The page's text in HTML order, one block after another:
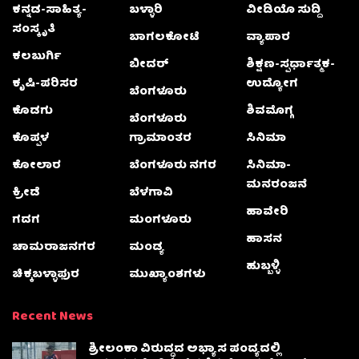
ಕನ್ನಡ-ಸಾಹಿತ್ಯ-
ಸಂಸ್ಕೃತಿ
ಕಲಬುರ್ಗಿ
ಕೃಷಿ-ಪರಿಸರ
ಕೊಡಗು
ಕೊಪ್ಪಳ
ಕೋಲಾರ
ಕ್ರೀಡೆ
ಗದಗ
ಚಾಮರಾಜನಗರ
ಚಿಕ್ಕಬಳ್ಳಾಫುರ
ಬಳ್ಳಾರಿ
ಬಾಗಲಕೋಟೆ
ಬೀದರ್
ಬೆಂಗಳೂರು
ಬೆಂಗಳೂರು
ಗ್ರಾಮಾಂತರ
ಬೆಂಗಳೂರು ನಗರ
ಬೆಳಗಾವಿ
ಮಂಗಳೂರು
ಮಂಡ್ಯ
ಮುಖ್ಯಾಂಶಗಳು
ವೀಡಿಯೊ ಸುದ್ದಿ
ವ್ಯಾಪಾರ
ಶಿಕ್ಷಣ-ಸ್ಪರ್ಧಾತ್ಮಕ-
ಉದ್ಯೋಗ
ಶಿವಮೊಗ್ಗ
ಸಿನಿಮಾ
ಸಿನಿಮಾ-
ಮನರಂಜನೆ
ಹಾವೇರಿ
ಹಾಸನ
ಹುಬ್ಬಳ್ಳಿ
Recent News
ಶ್ರೀಲಂಕಾ ವಿರುದ್ಧದ ಅಭ್ಯಾಸ ಪಂದ್ಯದಲ್ಲಿ